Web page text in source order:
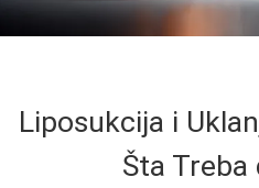
Liposukcija i
Šta Treba